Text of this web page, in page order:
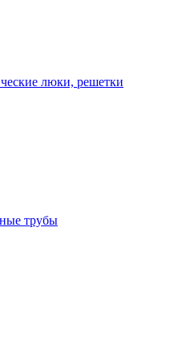
люки, решетки
трубы